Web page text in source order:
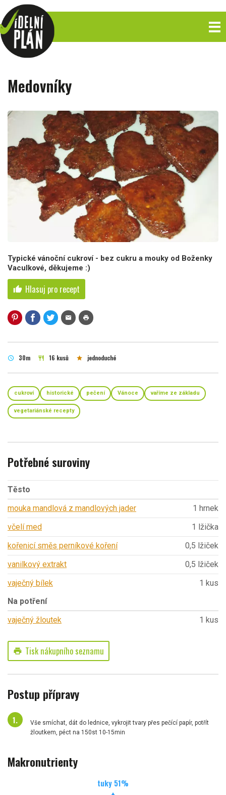
Medovníky
Typické vánoční cukroví - bez cukru a mouky od Boženky
Vaculkové, děkujeme :)
thumb_up Hlasuj pro recept
mail print
schedule 30m restaurant 16 kusů star jednoduché
cukroví historické pečení Vánoce vaříme ze základu
vegetariánské recepty
Potřebné suroviny
Těsto
mouka mandlová z mandlových jader
1 hrnek
včelí med
1 lžička
kořenicí směs perníkové koření
0,5 lžiček
vanilkový extrakt
0,5 lžiček
vaječný bílek
1 kus
Na potření
vaječný žloutek
1 kus
print Tisk nákupního seznamu
Postup přípravy
Vše smíchat, dát do lednice, vykrojit tvary přes pečící papír, potřít
žloutkem, péct na 150st 10-15min
Makronutrienty
tuky 51%